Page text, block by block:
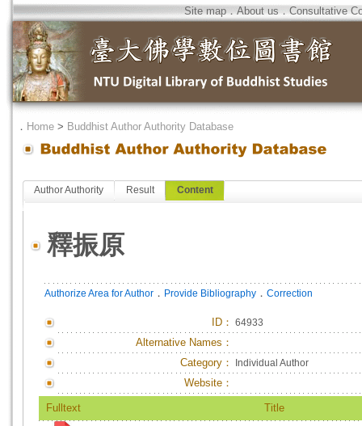
Site map．About us．Consultative
． Home > Buddhist Author Authority Database
Author Authority Result Content
釋振原
Authorize Area for Author ． Provide Bibliography ． Correction
ID ： 64933
Alternative Names：
Category：
Individual Author
Website：
Fulltext Title